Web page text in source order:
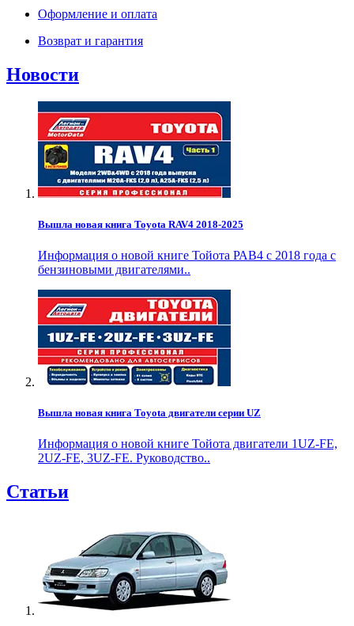
Оформление и оплата
Возврат и гарантия
Новости
Вышла новая книга Toyota RAV4 2018-2025
Информация о новой книге Тойота РАВ4 с 2018 года с
бензиновыми двигателями..
Вышла новая книга Toyota двигатели серии UZ
Информация о новой книге Тойота двигатели 1UZ-FE,
2UZ-FE, 3UZ-FE. Руководство..
Статьи